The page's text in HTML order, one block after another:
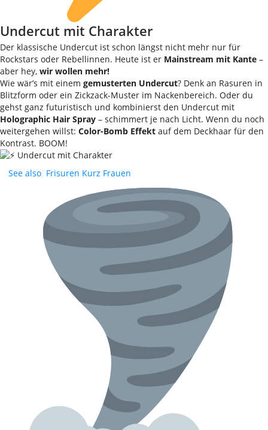
Undercut mit Charakter
Der klassische Undercut ist schon längst nicht mehr nur für
Rockstars oder Rebellinnen. Heute ist er Mainstream mit Kante –
aber hey, wir wollen mehr!
Wie wär’s mit einem gemusterten Undercut? Denk an Rasuren in
Blitzform oder ein Zickzack-Muster im Nackenbereich. Oder du
gehst ganz futuristisch und kombinierst den Undercut mit
Holographic Hair Spray – schimmert je nach Licht. Wenn du noch
weitergehen willst: Color-Bomb Effekt auf dem Deckhaar für den
Kontrast. BOOM!
See also Frisuren Kurz Frauen